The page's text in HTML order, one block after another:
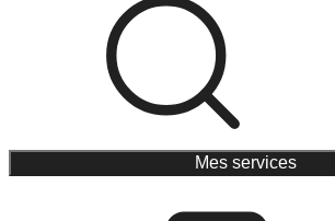
Mes services